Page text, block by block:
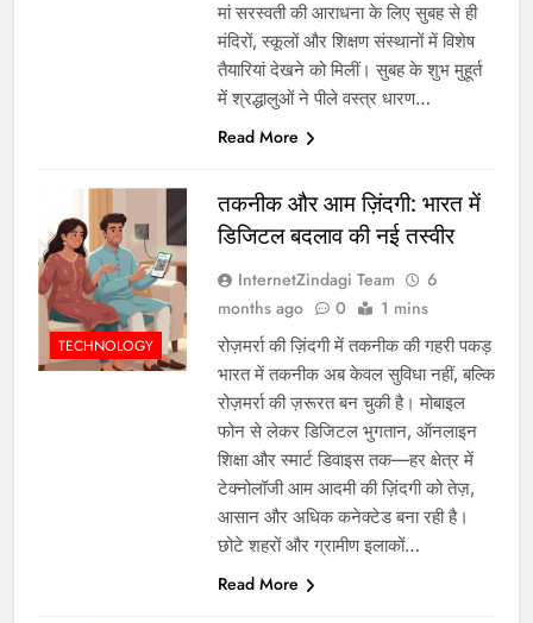
मां सरस्वती की आराधना के लिए सुबह से ही
मंदिरों, स्कूलों और शिक्षण संस्थानों में विशेष
तैयारियां देखने को मिलीं। सुबह के शुभ मुहूर्त
में श्रद्धालुओं ने पीले वस्त्र धारण…
Read More
TECHNOLOGY
तकनीक और आम ज़िंदगी: भारत में
डिजिटल बदलाव की नई तस्वीर
InternetZindagi Team
6
months ago
0 1 mins
रोज़मर्रा की ज़िंदगी में तकनीक की गहरी पकड़
भारत में तकनीक अब केवल सुविधा नहीं, बल्कि
रोज़मर्रा की ज़रूरत बन चुकी है। मोबाइल
फोन से लेकर डिजिटल भुगतान, ऑनलाइन
शिक्षा और स्मार्ट डिवाइस तक—हर क्षेत्र में
टेक्नोलॉजी आम आदमी की ज़िंदगी को तेज़,
आसान और अधिक कनेक्टेड बना रही है।
छोटे शहरों और ग्रामीण इलाकों…
Read More